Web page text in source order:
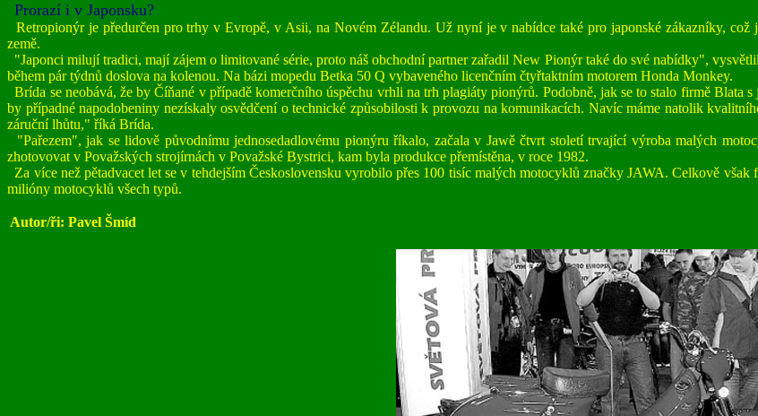
Prorazí i v Japonsku?
Retropionýr je předurčen pro trhy v Evropě, v Asii, na Novém Zélandu. Už nyní je v nabídce také pro japonské zákazníky,
země.
"Japonci milují tradici, mají zájem o limitované série, proto náš obchodní partner zařadil New Pionýr také do své nabídky",
během pár týdnů doslova na kolenou. Na bázi mopedu Betka 50 Q vybaveného licenčním čtyřtaktním motorem Honda Monkey.
Brída se neobává, že by Číňané v případě komerčního úspěchu vrhli na trh plagiáty pionýrů. Podobně, jak se to stalo firmě Blata
by případné napodobeniny nezískaly osvědčení o technické způsobilosti k provozu na komunikacích. Navíc máme natolik
záruční lhůtu," říká Brída.
"Pařezem", jak se lidově původnímu jednosedadlovému pionýru říkalo, začala v Jawě čtvrt století trvající výroba malých
zhotovovat v Považských strojírnách v Považské Bystrici, kam byla produkce přemístěna, v roce 1982.
Za více než pětadvacet let se v tehdejším Československu vyrobilo přes 100 tisíc malých motocyklů značky JAWA. Celkově
milióny motocyklů všech typů.
Autor/ři: Pavel Šmíd